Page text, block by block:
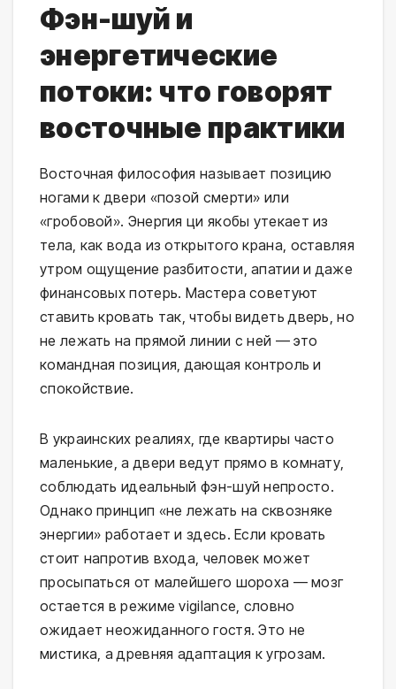
Фэн-шуй и
энергетические
потоки: что говорят
восточные практики
Восточная философия называет позицию
ногами к двери «позой смерти» или
«гробовой». Энергия ци якобы утекает из
тела, как вода из открытого крана, оставляя
утром ощущение разбитости, апатии и даже
финансовых потерь. Мастера советуют
ставить кровать так, чтобы видеть дверь, но
не лежать на прямой линии с ней — это
командная позиция, дающая контроль и
спокойствие.
В украинских реалиях, где квартиры часто
маленькие, а двери ведут прямо в комнату,
соблюдать идеальный фэн-шуй непросто.
Однако принцип «не лежать на сквозняке
энергии» работает и здесь. Если кровать
стоит напротив входа, человек может
просыпаться от малейшего шороха — мозг
остается в режиме vigilance, словно
ожидает неожиданного гостя. Это не
мистика, а древняя адаптация к угрозам.